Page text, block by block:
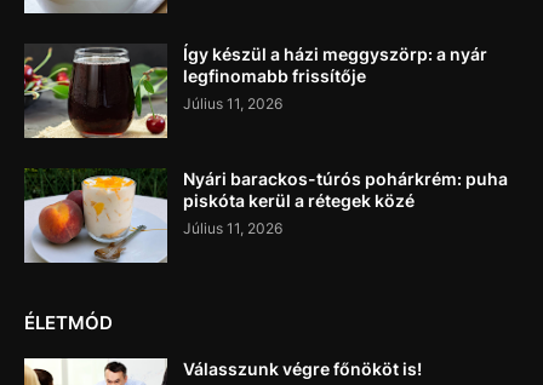
Így készül a házi meggyszörp: a nyár
legfinomabb frissítője
Július 11, 2026
Nyári barackos-túrós pohárkrém: puha
piskóta kerül a rétegek közé
Július 11, 2026
ÉLETMÓD
Válasszunk végre főnököt is!